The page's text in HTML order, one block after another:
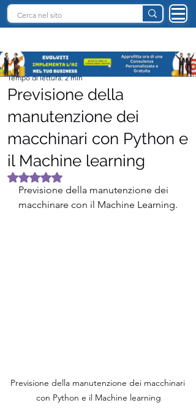
Previsione della
manutenzione dei
macchinari con Python e
il Machine learning
Team I.A. Italia
Tempo di lettura: 2 min
Valutazione NaN stelle su 5.
Previsione della manutenzione dei
macchinare con il Machine Learning.
Previsione della manutenzione dei macchinari
con Python e il Machine learning